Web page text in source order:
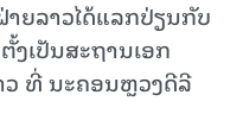
ຍລາວໄດ້ແລກປ່ຽນກັບ
ງເປັນສະຖານເອກ
ທີ່ ນະຄອນຫຼວງດີລີ